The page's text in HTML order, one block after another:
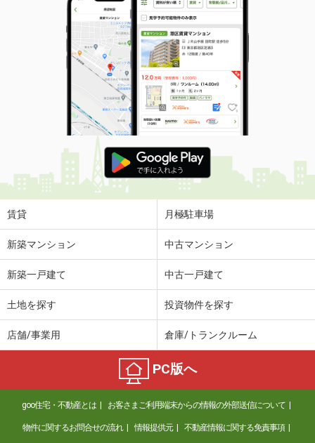
賃貸 月極駐車場
新築マンション 中古マンション
新築一戸建て 中古一戸建て
土地を探す 投資物件を探す
店舗/事業用 倉庫/トランクルーム
PC版へ
goo住宅・不動産とは お客さまご利用端末からの情報の外部送信について
物件に関するお問合せの流れ 情報提供元 不動産情報に関する免責事項